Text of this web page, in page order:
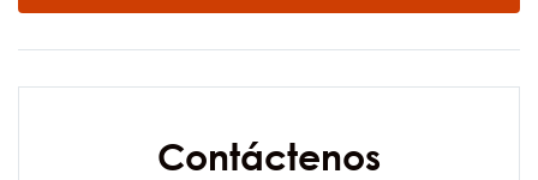
Contáctenos